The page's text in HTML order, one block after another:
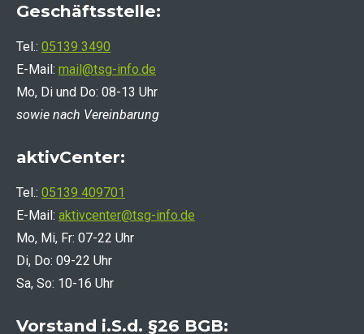
Geschäftsstelle:
Tel.: 05139 3490
E-Mail: mail@tsg-info.de
Mo, Di und Do: 08-13 Uhr
sowie nach Vereinbarung
aktivCenter:
Tel.: 05139 409701
E-Mail: aktivcenter@tsg-info.de
Mo, Mi, Fr: 07-22 Uhr
Di, Do: 09-22 Uhr
Sa, So: 10-16 Uhr
Vorstand i.S.d. §26 BGB: